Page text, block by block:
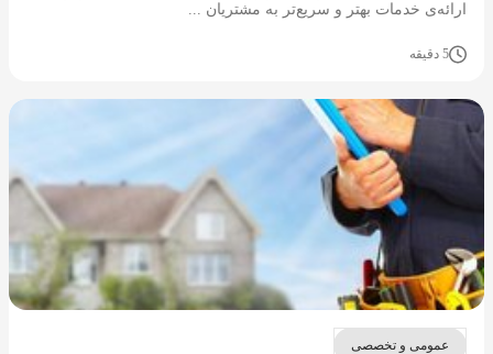
ارائه‌ی خدمات بهتر و سریع‌تر به مشتریان ...
5 دقیقه
عمومی و تخصصی